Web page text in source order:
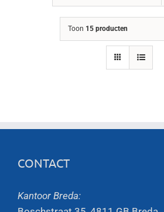
Toon 15 producten
CONTACT
Kantoor Breda: